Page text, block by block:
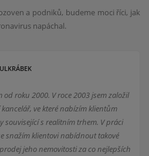
a podniků, budeme moci říci, jak
napáchal.
roku 2000. V roce 2003 jsem založil
ve které nabízím klientům
související s realitním trhem. V práci
snažím klientovi nabídnout takové
jeho nemovitosti za co nejlepších